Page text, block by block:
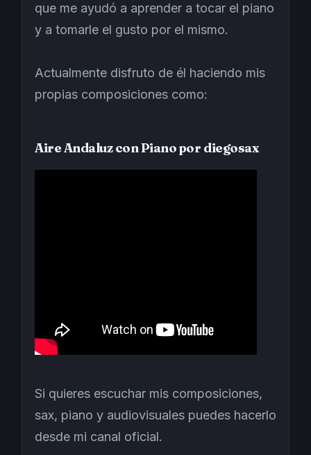
que me ayudó a aprender a tocar el piano
y a tomarle el gusto por el mismo.
Actualmente disfruto de él haciendo mis
propias composiciones como:
Aire Andaluz con Piano por diegosax
Si quieres escuchar mis composiciones,
sax, piano y audiovisuales puedes hacerlo
desde mi canal oficial.